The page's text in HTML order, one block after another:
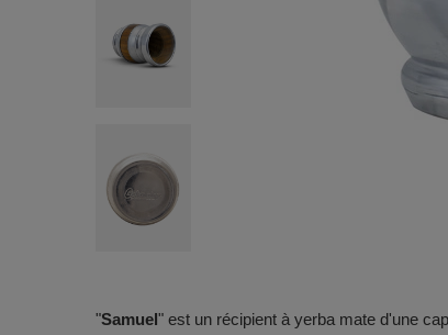
"Samuel" est un récipient à yerba mate d'une